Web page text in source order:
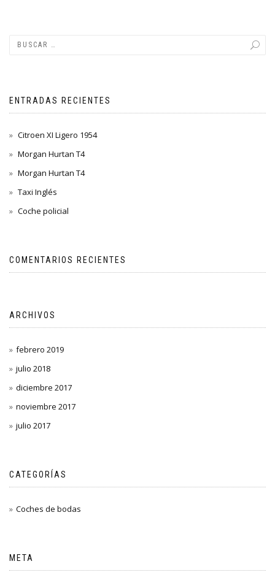
ENTRADAS RECIENTES
Citroen XI Ligero 1954
Morgan Hurtan T4
Morgan Hurtan T4
Taxi Inglés
Coche policial
COMENTARIOS RECIENTES
ARCHIVOS
febrero 2019
julio 2018
diciembre 2017
noviembre 2017
julio 2017
CATEGORÍAS
Coches de bodas
META